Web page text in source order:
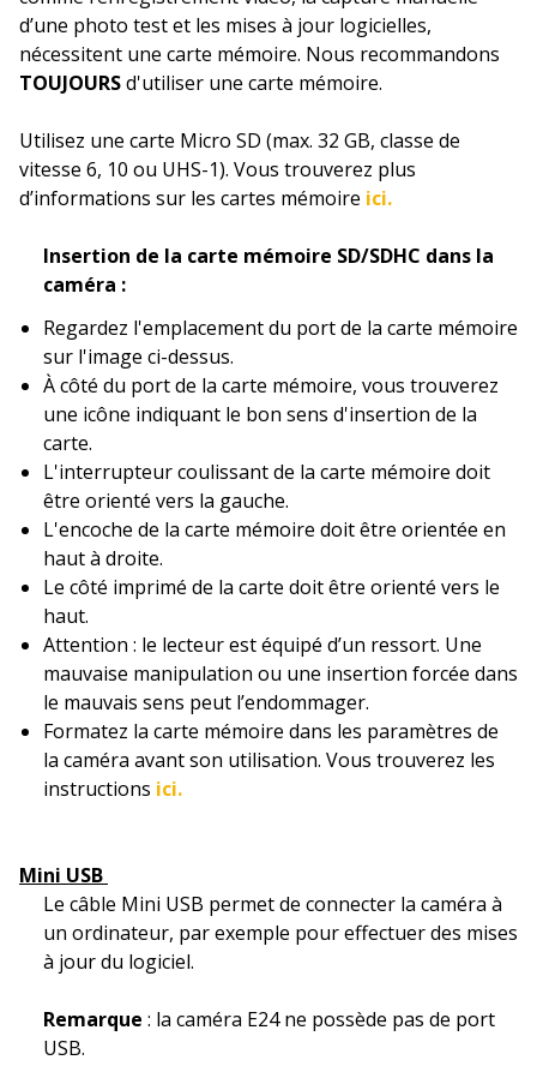
d’une photo test et les mises à jour logicielles,
nécessitent une carte mémoire. Nous recommandons
TOUJOURSd'utiliser une carte mémoire.
Utilisez une carte Micro SD (max. 32 GB, classe de
vitesse 6, 10 ou UHS-1). Vous trouverez plus
d’informations sur les cartes mémoire ici.
Insertion de la carte mémoire SD/SDHC dans la
caméra :
Regardez l'emplacement du port de la carte mémoire
sur l'image ci-dessus.
À côté du port de la carte mémoire, vous trouverez
une icône indiquant le bon sens d'insertion de la
carte.
L'interrupteur coulissant de la carte mémoire doit
être orienté vers la gauche.
L'encoche de la carte mémoire doit être orientée en
haut à droite.
Le côté imprimé de la carte doit être orienté vers le
haut.
Attention : le lecteur est équipé d’un ressort. Une
mauvaise manipulation ou une insertion forcée dans
le mauvais sens peut l’endommager.
Formatez la carte mémoire dans les paramètres de
la caméra avant son utilisation. Vous trouverez les
instructions ici.
Mini USB
Le câble Mini USB permet de connecter la caméra à
un ordinateur, par exemple pour effectuer des mises
à jour du logiciel.
Remarque : la caméra E24 ne possède pas de port
USB.